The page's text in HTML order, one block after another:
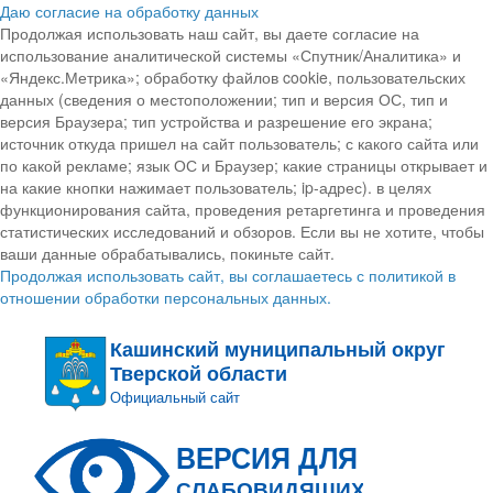
Даю согласие на обработку данных
Продолжая использовать наш сайт, вы даете согласие на
использование аналитической системы «Спутник/Аналитика» и
«Яндекс.Метрика»; обработку файлов cookie, пользовательских
данных (сведения о местоположении; тип и версия ОС, тип и
версия Браузера; тип устройства и разрешение его экрана;
источник откуда пришел на сайт пользователь; с какого сайта или
по какой рекламе; язык ОС и Браузер; какие страницы открывает и
на какие кнопки нажимает пользователь; ip-адрес). в целях
функционирования сайта, проведения ретаргетинга и проведения
статистических исследований и обзоров. Если вы не хотите, чтобы
ваши данные обрабатывались, покиньте сайт.
Продолжая использовать сайт, вы соглашаетесь с политикой в
отношении обработки персональных данных.